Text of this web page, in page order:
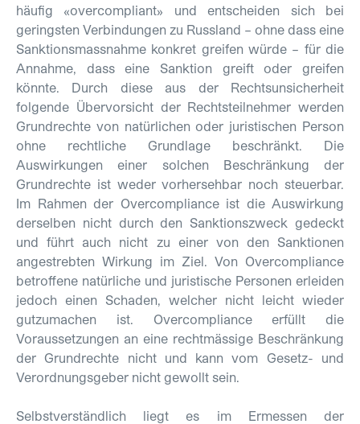
häufig «overcompliant» und entscheiden sich bei
geringsten Verbindungen zu Russland – ohne dass eine
Sanktionsmassnahme konkret greifen würde – für die
Annahme, dass eine Sanktion greift oder greifen
könnte. Durch diese aus der Rechtsunsicherheit
folgende Übervorsicht der Rechtsteilnehmer werden
Grundrechte von natürlichen oder juristischen Person
ohne rechtliche Grundlage beschränkt. Die
Auswirkungen einer solchen Beschränkung der
Grundrechte ist weder vorhersehbar noch steuerbar.
Im Rahmen der Overcompliance ist die Auswirkung
derselben nicht durch den Sanktionszweck gedeckt
und führt auch nicht zu einer von den Sanktionen
angestrebten Wirkung im Ziel. Von Overcompliance
betroffene natürliche und juristische Personen erleiden
jedoch einen Schaden, welcher nicht leicht wieder
gutzumachen ist. Overcompliance erfüllt die
Voraussetzungen an eine rechtmässige Beschränkung
der Grundrechte nicht und kann vom Gesetz- und
Verordnungsgeber nicht gewollt sein.
Selbstverständlich liegt es im Ermessen der